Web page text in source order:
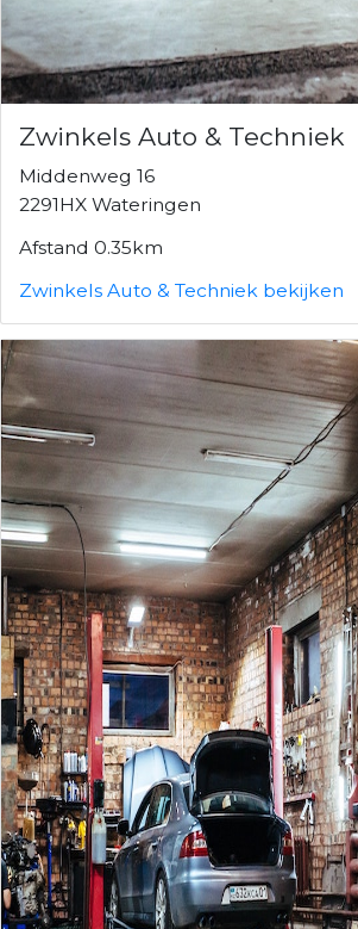
Zwinkels Auto & Techniek
Middenweg 16
2291HX Wateringen
Afstand 0.35km
Zwinkels Auto & Techniek bekijken